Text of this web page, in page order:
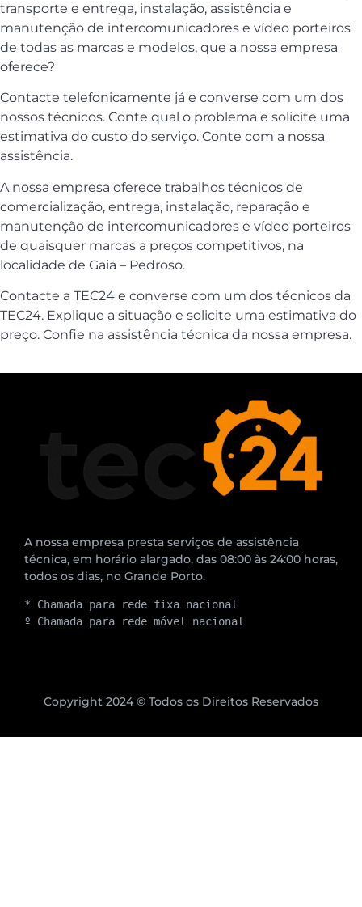
transporte e entrega, instalação, assistência e
manutenção de intercomunicadores e vídeo porteiros
de todas as marcas e modelos, que a nossa empresa
oferece?
Contacte telefonicamente já e converse com um dos
nossos técnicos. Conte qual o problema e solicite uma
estimativa do custo do serviço. Conte com a nossa
assistência.
A nossa empresa oferece trabalhos técnicos de
comercialização, entrega, instalação, reparação e
manutenção de intercomunicadores e vídeo porteiros
de quaisquer marcas a preços competitivos, na
localidade de Gaia – Pedroso.
Contacte a TEC24 e converse com um dos técnicos da
TEC24. Explique a situação e solicite uma estimativa do
preço. Confie na assistência técnica da nossa empresa.
A nossa empresa presta serviços de assistência
técnica, em horário alargado, das 08:00 às 24:00 horas,
todos os dias, no Grande Porto.
* Chamada para rede fixa nacional
º Chamada para rede móvel nacional
Copyright 2024 © Todos os Direitos Reservados